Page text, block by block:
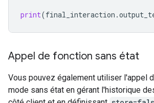
print(final_interaction .
Appel de fonction sans état
Vous pouvez également utiliser l'appel
mode sans état en gérant l'historique